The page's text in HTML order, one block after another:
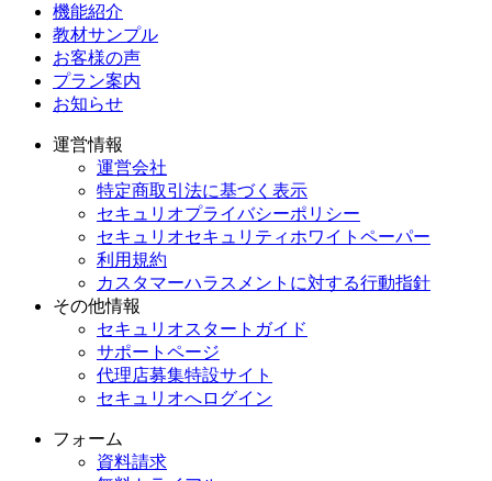
機能紹介
教材サンプル
お客様の声
プラン案内
お知らせ
運営情報
運営会社
特定商取引法に基づく表示
セキュリオプライバシーポリシー
セキュリオセキュリティホワイトペーパー
利用規約
カスタマーハラスメントに対する行動指針
その他情報
セキュリオスタートガイド
サポートページ
代理店募集特設サイト
セキュリオへログイン
フォーム
資料請求